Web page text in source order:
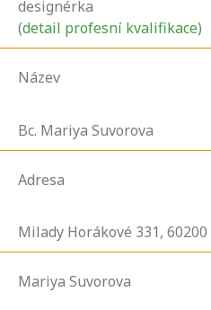
designérka
(detail profesní kvalifikace)
Název
Bc. Mariya Suvorova
Adresa
Milady Horákové 331, 60200
Mariya Suvorova